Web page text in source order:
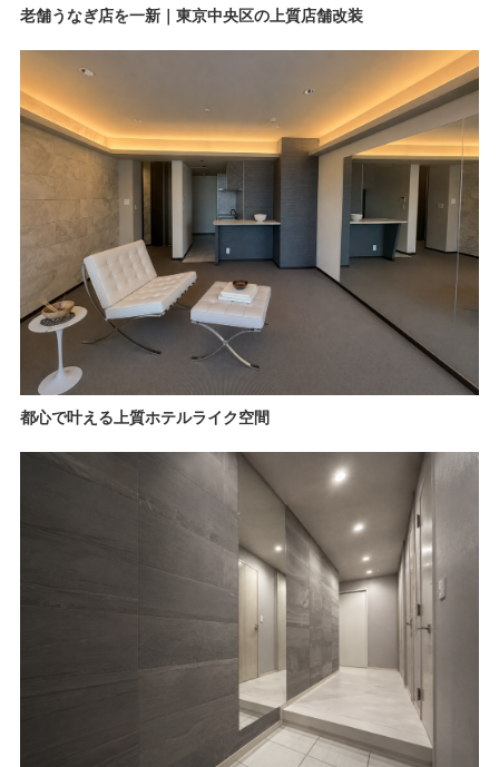
老舗うなぎ店を一新｜東京中央区の上質店舗改装
都心で叶える上質ホテルライク空間